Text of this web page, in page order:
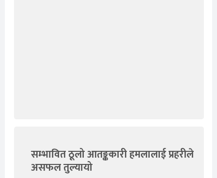
सम्भावित ठूलो आतङ्ककारी हमलालाई प्रहरीले
असफल तुल्यायो